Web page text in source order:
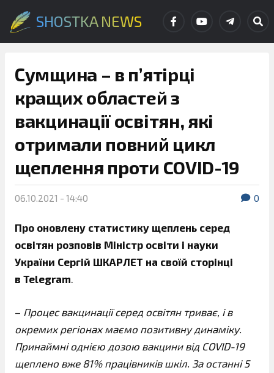
SHOSTKA NEWS
Сумщина – в п’ятірці
кращих областей з
вакцинації освітян, які
отримали повний цикл
щеплення проти COVID-19
06.10.2021 - 14:40 0
Про оновлену статистику щеплень серед
освітян розповів Міністр освіти і науки
України Сергій ШКАРЛЕТ на своїй сторінці
в Telegram.
– Процес вакцинації серед освітян триває, і в
окремих регіонах маємо позитивну динаміку.
Принаймні однією дозою вакцини від COVID-19
щеплено вже 81% працівників шкіл. За останні 5